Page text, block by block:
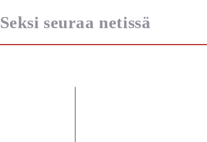
Seksi seuraa netissä